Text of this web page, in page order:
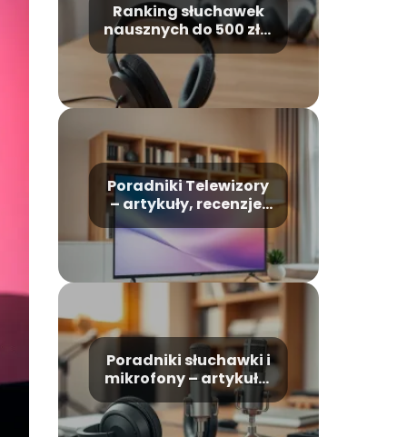
Ranking słuchawek
nausznych do 500 zł –
top 10
Poradniki Telewizory
– artykuły, recenzje,
rankingi
Poradniki słuchawki i
mikrofony – artykuły,
recenzje, rankingi